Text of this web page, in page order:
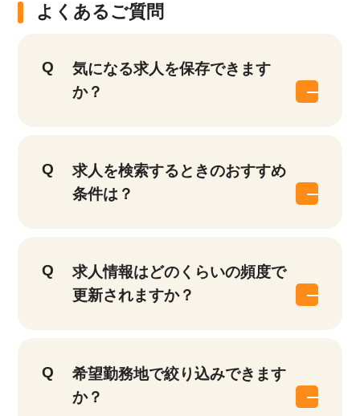
よくあるご質問
気になる求人を保存できます
か？
求人を検索するときのおすすめ
条件は？
求人情報はどのくらいの頻度で
更新されますか？
希望勤務地で絞り込みできます
か？